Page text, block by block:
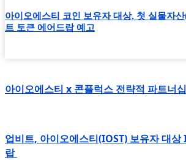
아이오에스티 코인 보유자 대상, 첫 실물자
트 토큰 에어드랍 예고
아이오에스티 x 콘플럭스 전략적 파트너십
업비트, 아이오에스티(IOST) 보유자 대상
랍